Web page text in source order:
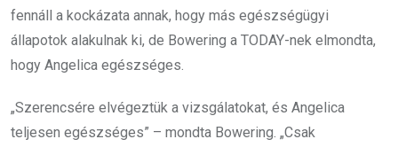
fennáll a kockázata annak, hogy más egészségügyi
állapotok alakulnak ki, de Bowering a TODAY-nek elmondta,
hogy Angelica egészséges.
„Szerencsére elvégeztük a vizsgálatokat, és Angelica
teljesen egészséges” – mondta Bowering. „Csak